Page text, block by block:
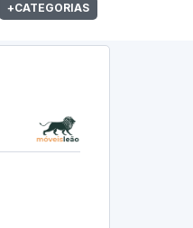
+CATEGORIAS